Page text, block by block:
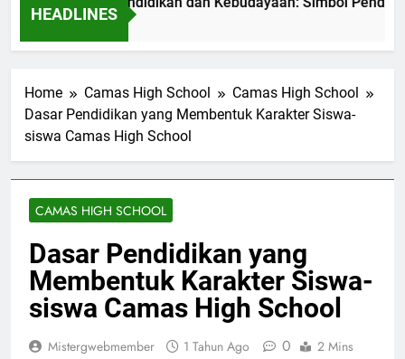
HEADLINES
Home Camas High School
Camas High School
Dasar Pendidikan yang Membentuk Karakter Siswa-
siswa Camas High School
CAMAS HIGH SCHOOL
Dasar Pendidikan yang
Membentuk Karakter Siswa-
siswa Camas High School
Mistergwebmember 1 Tahun Ago 0 2 Mins